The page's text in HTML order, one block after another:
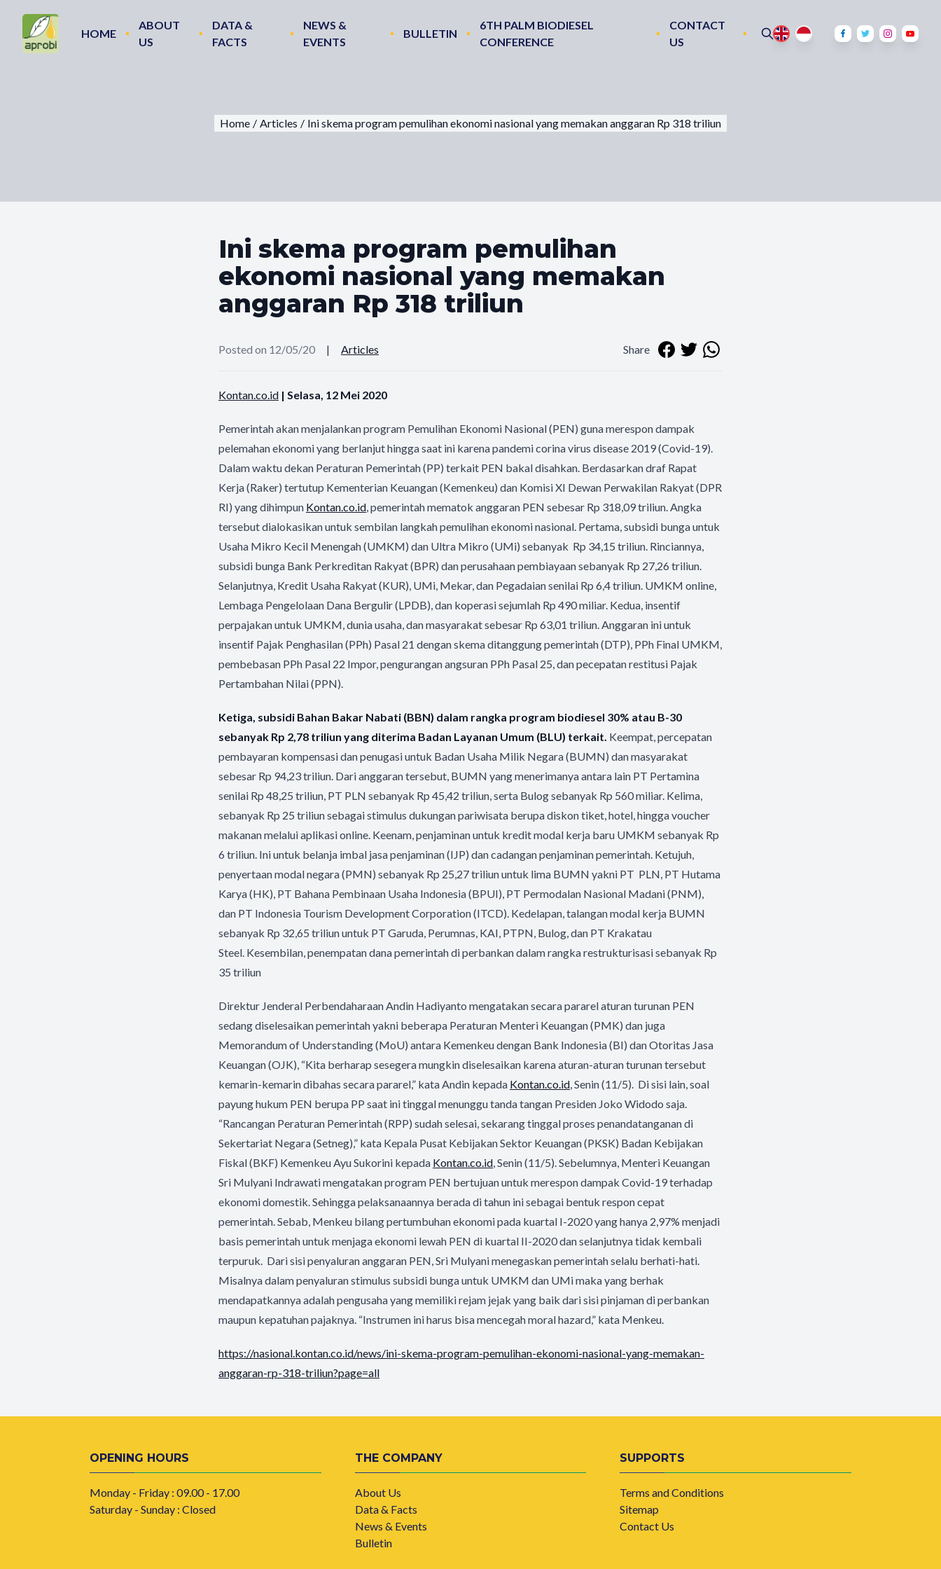
HOME
ABOUT
US
DATA &
FACTS
NEWS &
EVENTS
BULLETIN
6TH PALM BIODIESEL
CONFERENCE
CONTACT
US
Home / Articles / Ini skema program pemulihan ekonomi nasional yang memakan anggaran Rp 318 triliun
Ini skema program pemulihan
ekonomi nasional yang memakan
anggaran Rp 318 triliun
Posted on 12/05/20 | Articles Share
Kontan.co.id | Selasa, 12 Mei 2020
Pemerintah akan menjalankan program Pemulihan Ekonomi Nasional (PEN) guna merespon dampak
pelemahan ekonomi yang berlanjut hingga saat ini karena pandemi corina virus disease 2019 (Covid-19).
Dalam waktu dekan Peraturan Pemerintah (PP) terkait PEN bakal disahkan. Berdasarkan draf Rapat
Kerja (Raker) tertutup Kementerian Keuangan (Kemenkeu) dan Komisi XI Dewan Perwakilan Rakyat (DPR
RI) yang dihimpun Kontan.co.id, pemerintah mematok anggaran PEN sebesar Rp 318,09 triliun. Angka
tersebut dialokasikan untuk sembilan langkah pemulihan ekonomi nasional. Pertama, subsidi bunga untuk
Usaha Mikro Kecil Menengah (UMKM) dan Ultra Mikro (UMi) sebanyak Rp 34,15 triliun. Rinciannya,
subsidi bunga Bank Perkreditan Rakyat (BPR) dan perusahaan pembiayaan sebanyak Rp 27,26 triliun.
Selanjutnya, Kredit Usaha Rakyat (KUR), UMi, Mekar, dan Pegadaian senilai Rp 6,4 triliun. UMKM online,
Lembaga Pengelolaan Dana Bergulir (LPDB), dan koperasi sejumlah Rp 490 miliar. Kedua, insentif
perpajakan untuk UMKM, dunia usaha, dan masyarakat sebesar Rp 63,01 triliun. Anggaran ini untuk
insentif Pajak Penghasilan (PPh) Pasal 21 dengan skema ditanggung pemerintah (DTP), PPh Final UMKM,
pembebasan PPh Pasal 22 Impor, pengurangan angsuran PPh Pasal 25, dan pecepatan restitusi Pajak
Pertambahan Nilai (PPN).
Ketiga, subsidi Bahan Bakar Nabati (BBN) dalam rangka program biodiesel 30% atau B-30
sebanyak Rp 2,78 triliun yang diterima Badan Layanan Umum (BLU) terkait. Keempat, percepatan
pembayaran kompensasi dan penugasi untuk Badan Usaha Milik Negara (BUMN) dan masyarakat
sebesar Rp 94,23 triliun. Dari anggaran tersebut, BUMN yang menerimanya antara lain PT Pertamina
senilai Rp 48,25 triliun, PT PLN sebanyak Rp 45,42 triliun, serta Bulog sebanyak Rp 560 miliar. Kelima,
sebanyak Rp 25 triliun sebagai stimulus dukungan pariwisata berupa diskon tiket, hotel, hingga voucher
makanan melalui aplikasi online. Keenam, penjaminan untuk kredit modal kerja baru UMKM sebanyak Rp
6 triliun. Ini untuk belanja imbal jasa penjaminan (IJP) dan cadangan penjaminan pemerintah. Ketujuh,
penyertaan modal negara (PMN) sebanyak Rp 25,27 triliun untuk lima BUMN yakni PT PLN, PT Hutama
Karya (HK), PT Bahana Pembinaan Usaha Indonesia (BPUI), PT Permodalan Nasional Madani (PNM),
dan PT Indonesia Tourism Development Corporation (ITCD). Kedelapan, talangan modal kerja BUMN
sebanyak Rp 32,65 triliun untuk PT Garuda, Perumnas, KAI, PTPN, Bulog, dan PT Krakatau
Steel. Kesembilan, penempatan dana pemerintah di perbankan dalam rangka restrukturisasi sebanyak Rp
35 triliun
Direktur Jenderal Perbendaharaan Andin Hadiyanto mengatakan secara pararel aturan turunan PEN
sedang diselesaikan pemerintah yakni beberapa Peraturan Menteri Keuangan (PMK) dan juga
Memorandum of Understanding (MoU) antara Kemenkeu dengan Bank Indonesia (BI) dan Otoritas Jasa
Keuangan (OJK), “Kita berharap sesegera mungkin diselesaikan karena aturan-aturan turunan tersebut
kemarin-kemarin dibahas secara pararel,” kata Andin kepada Kontan.co.id, Senin (11/5). Di sisi lain, soal
payung hukum PEN berupa PP saat ini tinggal menunggu tanda tangan Presiden Joko Widodo saja.
“Rancangan Peraturan Pemerintah (RPP) sudah selesai, sekarang tinggal proses penandatanganan di
Sekertariat Negara (Setneg),” kata Kepala Pusat Kebijakan Sektor Keuangan (PKSK) Badan Kebijakan
Fiskal (BKF) Kemenkeu Ayu Sukorini kepada Kontan.co.id, Senin (11/5). Sebelumnya, Menteri Keuangan
Sri Mulyani Indrawati mengatakan program PEN bertujuan untuk merespon dampak Covid-19 terhadap
ekonomi domestik. Sehingga pelaksanaannya berada di tahun ini sebagai bentuk respon cepat
pemerintah. Sebab, Menkeu bilang pertumbuhan ekonomi pada kuartal I-2020 yang hanya 2,97% menjadi
basis pemerintah untuk menjaga ekonomi lewah PEN di kuartal II-2020 dan selanjutnya tidak kembali
terpuruk. Dari sisi penyaluran anggaran PEN, Sri Mulyani menegaskan pemerintah selalu berhati-hati.
Misalnya dalam penyaluran stimulus subsidi bunga untuk UMKM dan UMi maka yang berhak
mendapatkannya adalah pengusaha yang memiliki rejam jejak yang baik dari sisi pinjaman di perbankan
maupun kepatuhan pajaknya. “Instrumen ini harus bisa mencegah moral hazard,” kata Menkeu.
https://nasional.kontan.co.id/news/ini-skema-program-pemulihan-ekonomi-nasional-yang-memakan-
anggaran-rp-318-triliun?page=all
OPENING HOURS
Monday - Friday : 09.00 - 17.00
Saturday - Sunday : Closed
THE COMPANY
About Us
Data & Facts
News & Events
Bulletin
SUPPORTS
Terms and Conditions
Sitemap
Contact Us